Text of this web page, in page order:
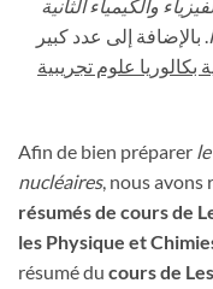
والكيمياء الثانية
. بالإضافة إلى عدد كبير
علوم تجريبية
Afin de bien préparer
nucléaires, nous avons
résumés de cours de
les Physique et
résumé du cours de